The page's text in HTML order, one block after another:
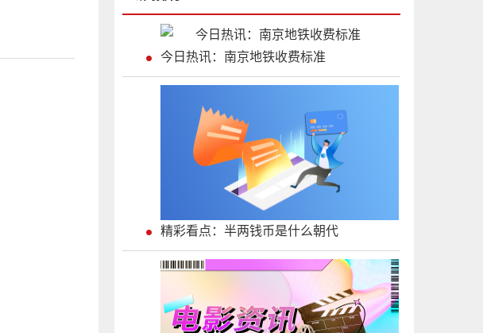
今日热讯：南京地铁收费标准
精彩看点：半两钱币是什么朝代